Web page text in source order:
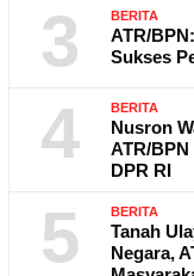
3 BERITA
ATR/
Sukses
4 BERITA
Nusron
ATR/BPN
DPR RI
5 BERITA
Tanah
Negara,